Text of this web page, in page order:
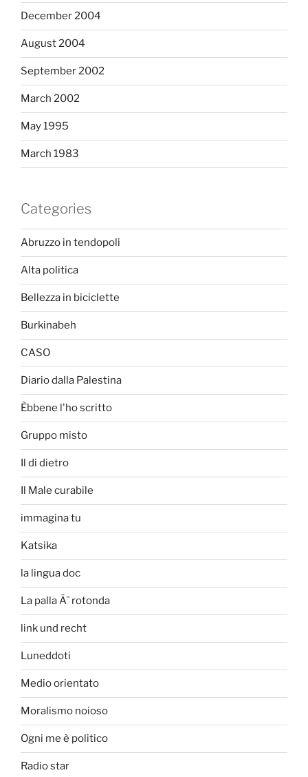
December 2004
August 2004
September 2002
March 2002
May 1995
March 1983
Categories
Abruzzo in tendopoli
Alta politica
Bellezza in biciclette
Burkinabeh
CASO
Diario dalla Palestina
Èbbene l'ho scritto
Gruppo misto
Il di dietro
Il Male curabile
immagina tu
Katsika
la lingua doc
La palla Ã¨ rotonda
link und recht
Luneddoti
Medio orientato
Moralismo noioso
Ogni me è politico
Radio star